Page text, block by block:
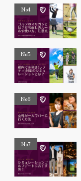
No4
No5
No6
No7